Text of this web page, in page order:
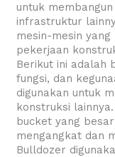
untuk
infrastruktur
mesin-mesin
pekerjaan
Berikut ini adalah
fungsi, dan
digunakan untuk
konstruksi
bucket yang
mengangkat dan
Bulldozer